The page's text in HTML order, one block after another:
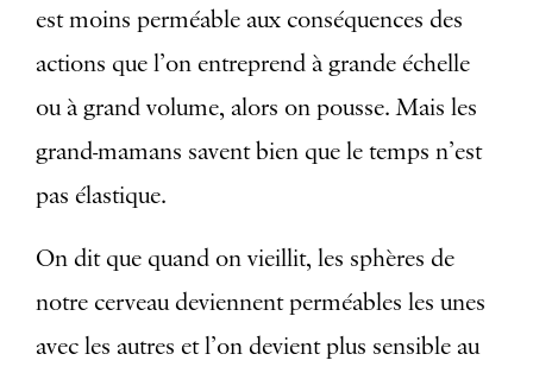
est moins perméable aux conséquences des
actions que l’on entreprend à grande échelle
ou à grand volume, alors on pousse. Mais les
grand-mamans savent bien que le temps n’est
pas élastique.
On dit que quand on vieillit, les sphères de
notre cerveau deviennent perméables les unes
avec les autres et l’on devient plus sensible au